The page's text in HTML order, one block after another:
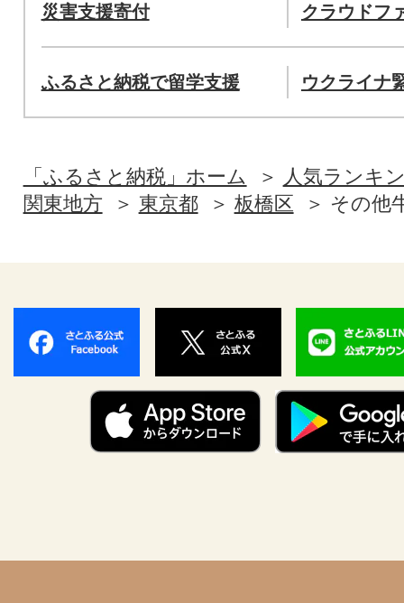
災害支援寄付 クラウドフ
ふるさと納税で留学支援 ウクライナ
「ふるさと納税」ホーム
人気ランキ
関東地方
東京都 板橋区 その他